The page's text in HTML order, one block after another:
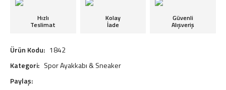
Hızlı
Teslimat
Kolay
İade
Güvenli
Alışveriş
Ürün Kodu: 1842
Kategori: Spor Ayakkabı & Sneaker
Paylaş: